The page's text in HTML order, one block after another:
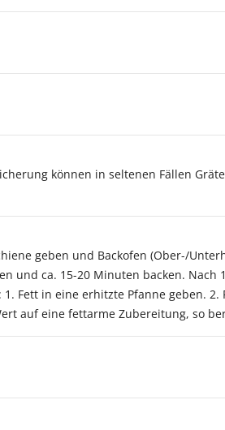
können in seltenen Fällen
geben und Backofen (Ober-/
und ca. 15-20 Minuten backen.
Fett in eine erhitzte Pfanne geben.
auf eine fettarme Zubereitung, so